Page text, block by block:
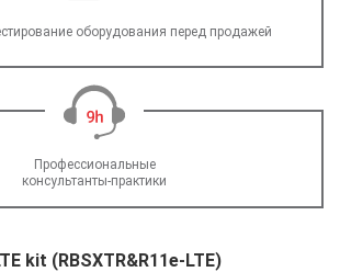
оборудования перед продажей
Профессиональные
консультанты-практики
kit (RBSXTR&R11e-LTE)